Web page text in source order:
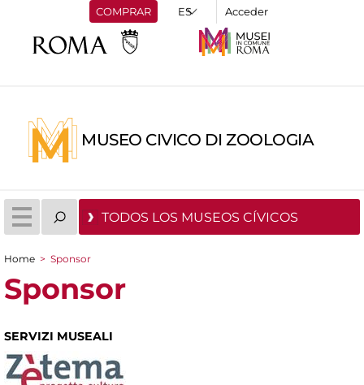
COMPRAR Acceder
MUSEO CIVICO DI ZOOLOGIA
TODOS LOS MUSEOS CÍVICOS
You are here
Home > Sponsor
Sponsor
SERVIZI MUSEALI